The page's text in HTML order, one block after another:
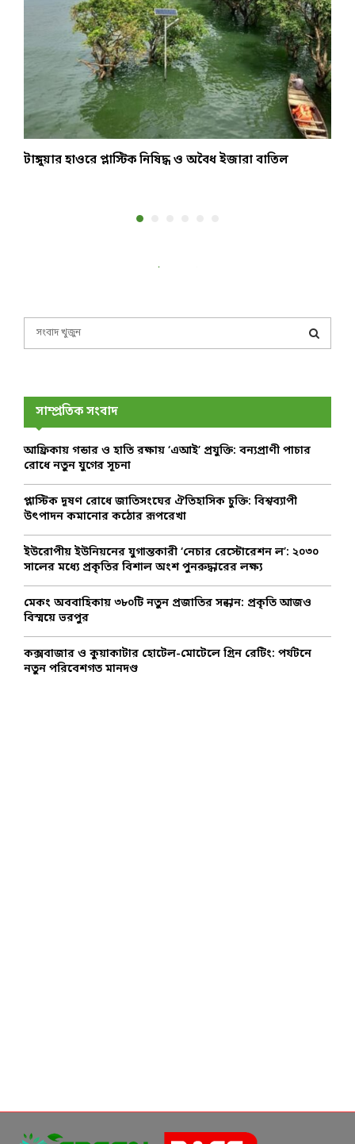
টাঙ্গুয়ার হাওরে প্লাস্টিক নিষিদ্ধ ও অবৈধ ইজারা বাতিল
f
r
E
A
সাম্প্রতিক সংবাদ
আফ্রিকায় গন্ডার ও হাতি রক্ষায় ‘এআই’ প্রযুক্তি: বন্যপ্রাণী পাচার
রোধে নতুন যুগের সূচনা
প্লাস্টিক দূষণ রোধে জাতিসংঘের ঐতিহাসিক চুক্তি: বিশ্বব্যাপী
উৎপাদন কমানোর কঠোর রূপরেখা
ইউরোপীয় ইউনিয়নের যুগান্তকারী ‘নেচার রেস্টোরেশন ল’: ২০৩০
সালের মধ্যে প্রকৃতির বিশাল অংশ পুনরুদ্ধারের লক্ষ্য
মেকং অববাহিকায় ৩৮০টি নতুন প্রজাতির সন্ধান: প্রকৃতি আজও
বিস্ময়ে ভরপুর
কক্সবাজার ও কুয়াকাটার হোটেল-মোটেলে গ্রিন রেটিং: পর্যটনে
নতুন পরিবেশগত মানদণ্ড